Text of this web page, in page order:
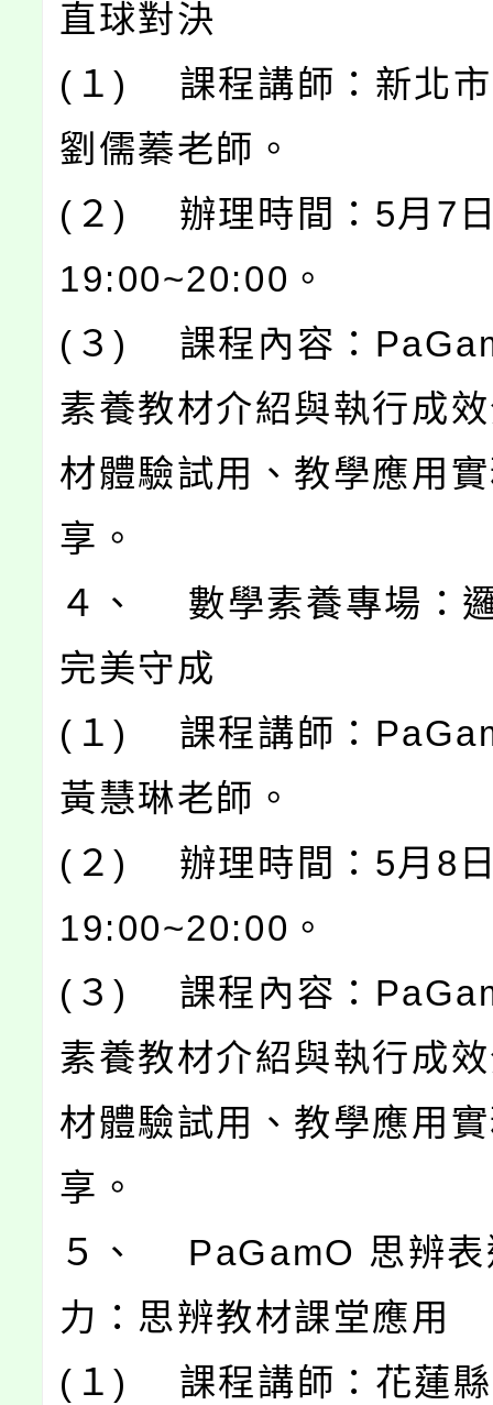
直球對決
(１) 課程講師：新北市
劉儒蓁老師。
(２) 辦理時間：5月7
19:00~20:00。
(３) 課程內容：
素養教材介紹與執行成
材體驗試用、教學應用
享。
４、 數學素養專場：
完美守成
(１) 課程講師：
黃慧琳老師。
(２) 辦理時間：5月8
19:00~20:00。
(３) 課程內容：
素養教材介紹與執行成
材體驗試用、教學應用
享。
５、 PaGamO 思辨表
力：思辨教材課堂應用
(１) 課程講師：花蓮縣